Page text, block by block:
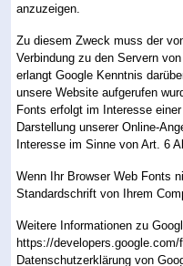
anzuzeigen.
Zu diesem Zweck muss der
Verbindung zu den Servern
erlangt Google Kenntnis
unsere Website aufgerufen
Fonts erfolgt im Interesse
Darstellung unserer Online-
Interesse im Sinne von Art. 6
Wenn Ihr Browser Web Fonts
Standardschrift von Ihrem
Weitere Informationen zu
https://developers.google.com/
Datenschutzerklärung von